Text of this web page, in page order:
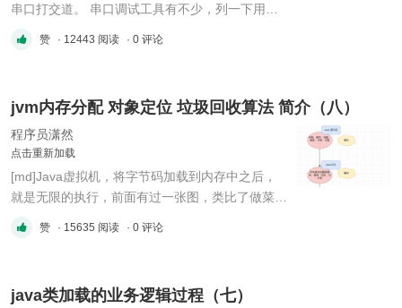
串口打交道。 串口调试工具有不少，列一下用的
orient/strip%7CimageView2/2/w/300
"image.png") !
(data/attachment/forum/202211/10/2 ...
赞 · 12443 阅读 · 0 评论
jvm内存分配 对象定位 垃圾回收算法 简介（八）
程序员潇然
点击重新加载
[md]Java虚拟机，将字节码加载到内存中之后，
就是无限的执行，前面有过一张图，类比了做菜和
"image.png") Java不需要手动释放内存，因为有
赞 · 15635 阅读 · 0 评论
java类加载的业务逻辑过程（七）